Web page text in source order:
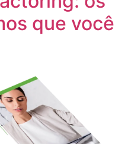
que você